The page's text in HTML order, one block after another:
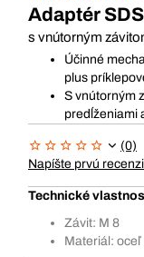
Adaptér
s vnútorným
Účinné
plus
S vnútorným
predĺženiami
(0)
Napíšte prvú
Technické
Závit: M 8
Materiál: oceľ